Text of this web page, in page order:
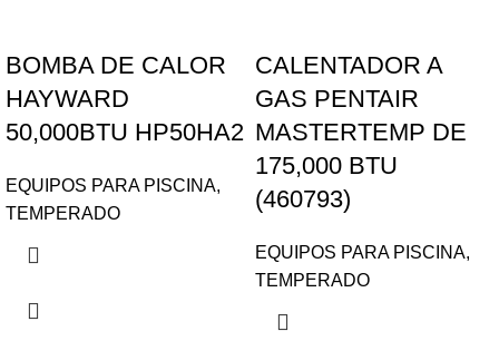
BOMBA DE CALOR
HAYWARD
50,000BTU HP50HA2
EQUIPOS PARA PISCINA,
TEMPERADO
CALENTADOR A
GAS PENTAIR
MASTERTEMP DE
175,000 BTU
(460793)
EQUIPOS PARA PISCINA,
TEMPERADO